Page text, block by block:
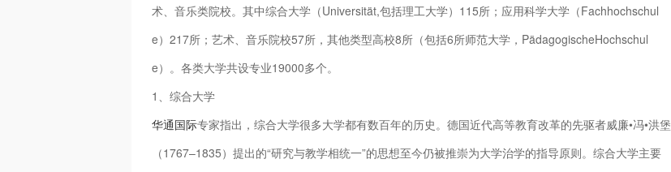
术、音乐类院校。其中综合大学（Universität,包括理工大学）115所；应用科学大学（Fachhochschul
e）217所；艺术、音乐院校57所，其他类型高校8所（包括6所师范大学，PädagogischeHochschul
e）。各类大学共设专业19000多个。
1、综合大学
华通国际专家指出，综合大学很多大学都有数百年的历史。德国近代高等教育改革的先驱者威廉•冯•洪堡
（1767–1835）提出的“研究与教学相统一”的思想至今仍被推崇为大学治学的指导原则。综合大学主要